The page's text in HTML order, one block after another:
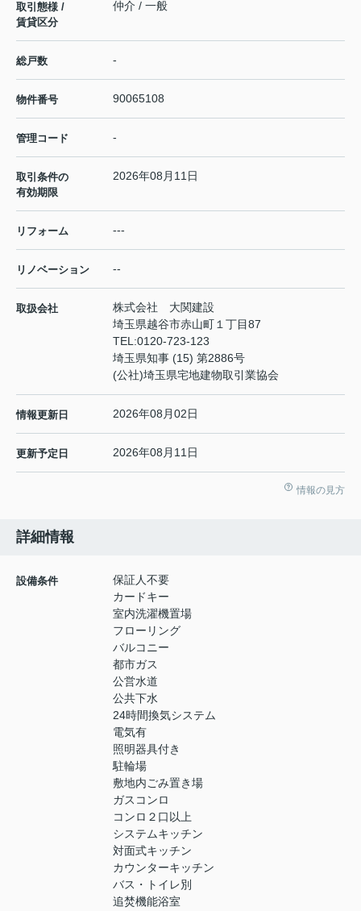
取引態様 /
賃貸区分
仲介 / 一般
総戸数 -
物件番号 90065108
管理コード -
取引条件の
有効期限
2026年08月11日
リフォーム ---
リノベーション --
取扱会社
株式会社 大関建設
埼玉県越谷市赤山町１丁目87
TEL:0120-723-123
埼玉県知事 (15) 第2886号
(公社)埼玉県宅地建物取引業協会
情報更新日 2026年08月02日
更新予定日 2026年08月11日
情報の見方
詳細情報
設備条件
保証人不要
カードキー
室内洗濯機置場
フローリング
バルコニー
都市ガス
公営水道
公共下水
24時間換気システム
電気有
照明器具付き
駐輪場
敷地内ごみ置き場
ガスコンロ
コンロ２口以上
システムキッチン
対面式キッチン
カウンターキッチン
バス・トイレ別
追焚機能浴室